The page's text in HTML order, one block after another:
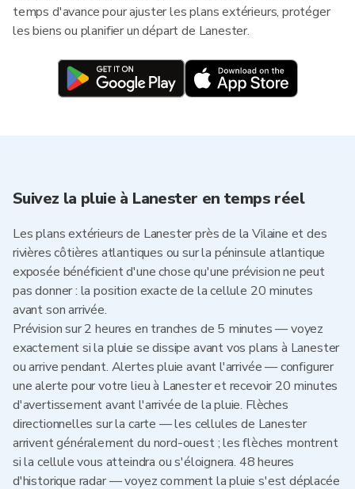
temps d'avance pour ajuster les plans extérieurs, protéger
les biens ou planifier un départ de Lanester.
Suivez la pluie à Lanester en temps réel
Les plans extérieurs de Lanester près de la Vilaine et des
rivières côtières atlantiques ou sur la péninsule atlantique
exposée bénéficient d'une chose qu'une prévision ne peut
pas donner : la position exacte de la cellule 20 minutes
avant son arrivée.
Prévision sur 2 heures en tranches de 5 minutes — voyez
exactement si la pluie se dissipe avant vos plans à Lanester
ou arrive pendant. Alertes pluie avant l'arrivée — configurer
une alerte pour votre lieu à Lanester et recevoir 20 minutes
d'avertissement avant l'arrivée de la pluie. Flèches
directionnelles sur la carte — les cellules de Lanester
arrivent généralement du nord-ouest ; les flèches montrent
si la cellule vous atteindra ou s'éloignera. 48 heures
d'historique radar — voyez comment la pluie s'est déplacée